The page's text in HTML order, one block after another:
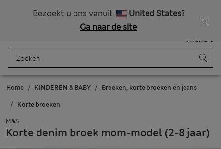
Bezoekt u ons vanuit
United States?
Ga naar de site
Winkelmand
Home KINDEREN & BABY Broeken, korte broeken en jeans
Korte broeken
M&S
Korte denim broek mom-model (2-8 jaar)